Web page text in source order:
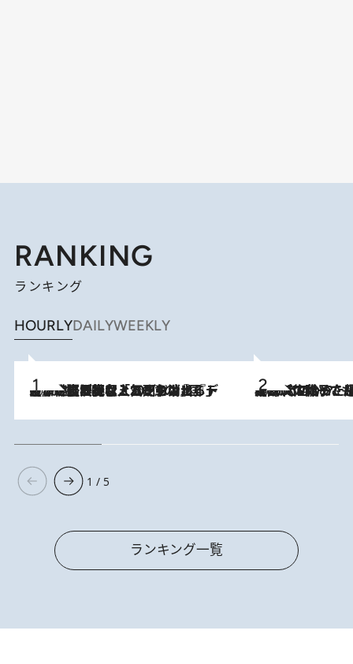
RANKING
ランキング
HOURLYDAILYWEEKLY
2026.8.5
【なぜ吉沢亮は「気配を消せる」のか？】興行収入208億の『国宝』を経て挑むミュージカル『ディア・エヴァン・ハンセン』。トップ俳優が舞台上でさらけ出した“孤独”とは 2026.8.5
【阿川佐和子さんの年とる力】なぜ70代で始めた趣味は“こんなに楽しい”のか？ ピアノ、俳句…スランプに陥っても続けられる“ある秘訣”とは
1 / 5
ランキング一覧